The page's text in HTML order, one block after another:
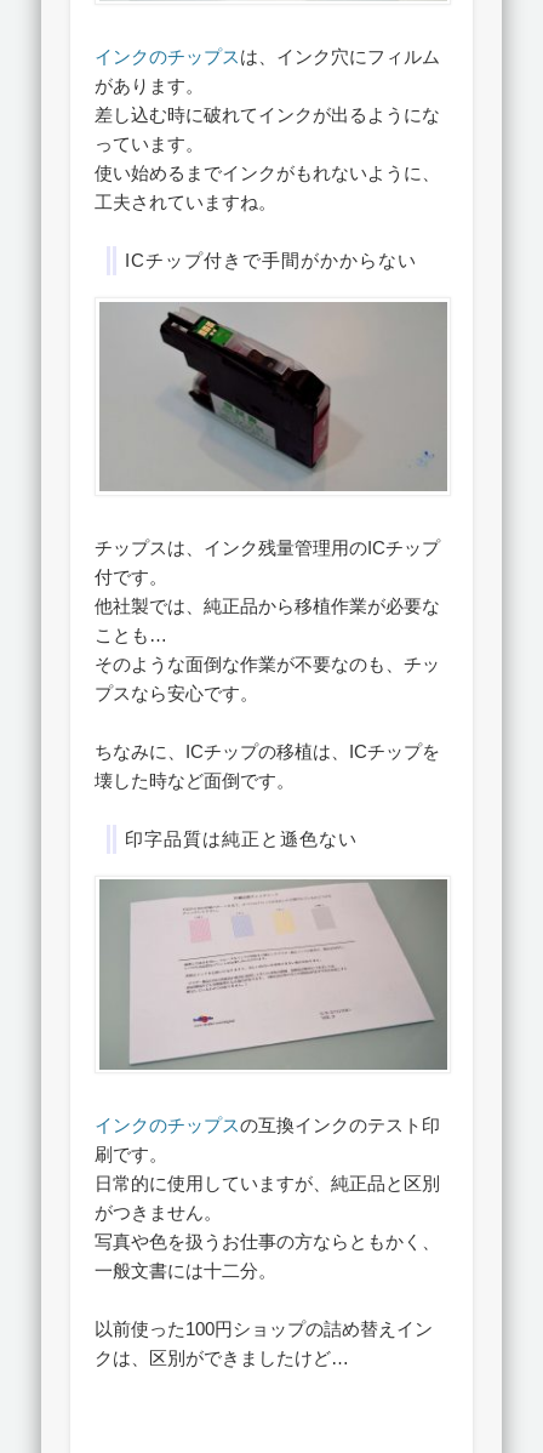
インクのチップスは、インク穴にフィルム
があります。
差し込む時に破れてインクが出るようにな
っています。
使い始めるまでインクがもれないように、
工夫されていますね。
ICチップ付きで手間がかからない
チップスは、インク残量管理用のICチップ
付です。
他社製では、純正品から移植作業が必要な
ことも…
そのような面倒な作業が不要なのも、チッ
プスなら安心です。
ちなみに、ICチップの移植は、ICチップを
壊した時など面倒です。
印字品質は純正と遜色ない
インクのチップスの互換インクのテスト印
刷です。
日常的に使用していますが、純正品と区別
がつきません。
写真や色を扱うお仕事の方ならともかく、
一般文書には十二分。
以前使った100円ショップの詰め替えイン
クは、区別ができましたけど…